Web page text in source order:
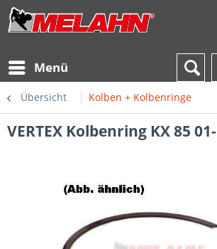
Menü
Übersicht Kolben + Kolbenringe
VERTEX Kolbenring KX 85 01-